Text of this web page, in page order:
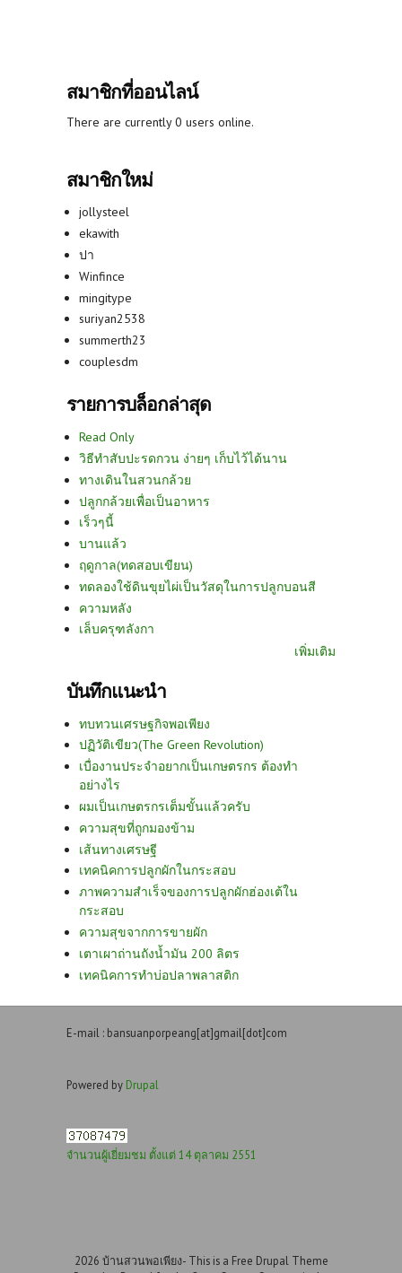
สมาชิกที่ออนไลน์
There are currently 0 users online.
สมาชิกใหม่
jollysteel
ekawith
ปา
Winfince
mingitype
suriyan2538
summerth23
couplesdm
รายการบล็อกล่าสุด
Read Only
วิธีทำสับปะรดกวน ง่ายๆ เก็บไว้ได้นาน
ทางเดินในสวนกล้วย
ปลูกกล้วยเพื่อเป็นอาหาร
เร็วๆนี้
บานแล้ว
ฤดูกาล(ทดสอบเขียน)
ทดลองใช้ดินขุยไผ่เป็นวัสดุในการปลูกบอนสี
ความหลัง
เล็บครุฑลังกา
เพิ่มเติม
บันทึกแนะนำ
ทบทวนเศรษฐกิจพอเพียง
ปฏิวัติเขียว(The Green Revolution)
เบื่องานประจำอยากเป็นเกษตรกร ต้องทำ
อย่างไร
ผมเป็นเกษตรกรเต็มขั้นแล้วครับ
ความสุขที่ถูกมองข้าม
เส้นทางเศรษฐี
เทคนิคการปลูกผักในกระสอบ
ภาพความสำเร็จของการปลูกผักฮ่องเต้ใน
กระสอบ
ความสุขจากการขายผัก
เตาเผาถ่านถังน้ำมัน 200 ลิตร
เทคนิคการทำบ่อปลาพลาสติก
E-mail : bansuanporpeang[at]gmail[dot]com
Powered by Drupal
จำนวนผู้เยี่ยมชม ตั้งแต่ 14 ตุลาคม 2551
2026 บ้านสวนพอเพียง- This is a Free Drupal Theme